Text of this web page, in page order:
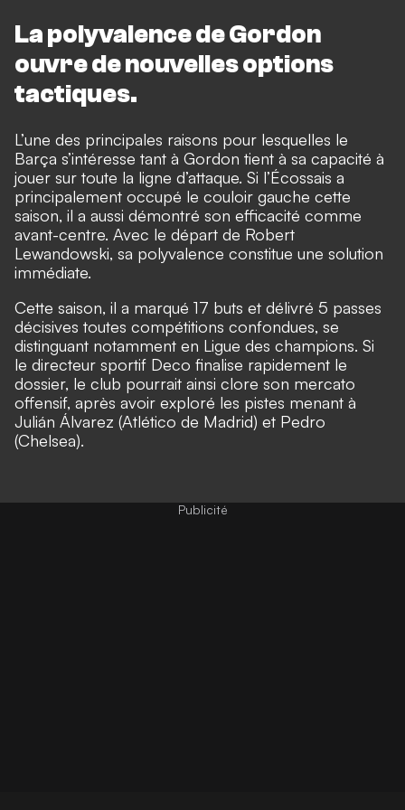
La polyvalence de Gordon
ouvre de nouvelles options
tactiques.
L’une des principales raisons pour lesquelles le
Barça s’intéresse tant à Gordon tient à sa capacité à
jouer sur toute la ligne d’attaque. Si l’Écossais a
principalement occupé le couloir gauche cette
saison, il a aussi démontré son efficacité comme
avant-centre. Avec le départ de Robert
Lewandowski, sa polyvalence constitue une solution
immédiate.
Cette saison, il a marqué 17 buts et délivré 5 passes
décisives toutes compétitions confondues, se
distinguant notamment en Ligue des champions. Si
le directeur sportif Deco finalise rapidement le
dossier, le club pourrait ainsi clore son mercato
offensif, après avoir exploré les pistes menant à
Julián Álvarez (Atlético de Madrid) et Pedro
(Chelsea).